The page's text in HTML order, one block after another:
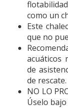
como un
Este
que no
acuáticos
de
de rescate.
NO LO
Úselo